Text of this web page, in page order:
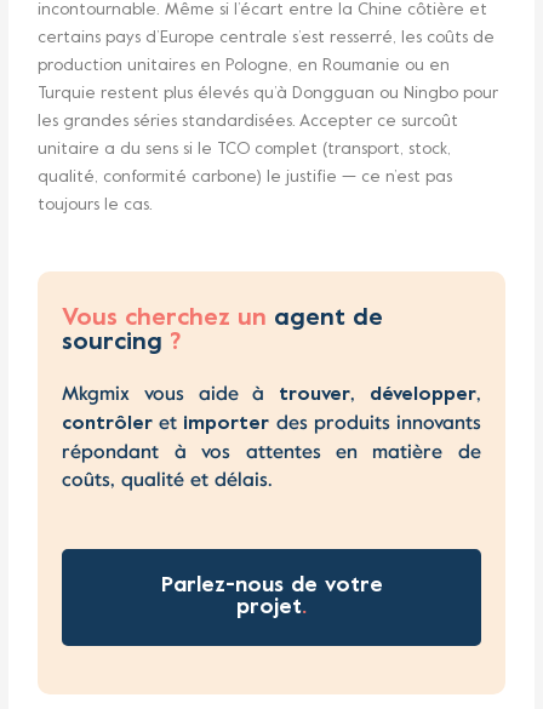
incontournable. Même si l’écart entre la Chine côtière et
certains pays d’Europe centrale s’est resserré, les coûts de
production unitaires en Pologne, en Roumanie ou en
Turquie restent plus élevés qu’à Dongguan ou Ningbo pour
les grandes séries standardisées. Accepter ce surcoût
unitaire a du sens si le TCO complet (transport, stock,
qualité, conformité carbone) le justifie — ce n’est pas
toujours le cas.
Vous cherchez un agent de
sourcing ?
Mkgmix vous aide à trouver, développer,
contrôler et importer des produits innovants
répondant à vos attentes en matière de
coûts, qualité et délais.
Parlez-nous de votre
projet.